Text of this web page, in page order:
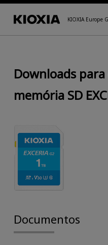
KIOXIA Europe
Downloads
memória SD
Documentos